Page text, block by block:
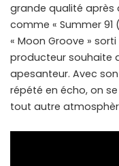
grande qualité après
comme « Summer 91
« Moon Groove »
producteur souhaite
apesanteur. Avec
répété en écho, on
tout autre